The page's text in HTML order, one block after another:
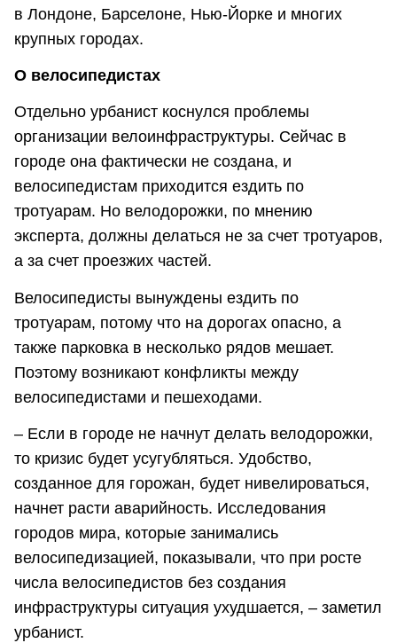
в Лондоне, Барселоне, Нью-Йорке и многих
крупных городах.
О велосипедистах
Отдельно урбанист коснулся проблемы
организации велоинфраструктуры. Сейчас в
городе она фактически не создана, и
велосипедистам приходится ездить по
тротуарам. Но велодорожки, по мнению
эксперта, должны делаться не за счет тротуаров,
а за счет проезжих частей.
Велосипедисты вынуждены ездить по
тротуарам, потому что на дорогах опасно, а
также парковка в несколько рядов мешает.
Поэтому возникают конфликты между
велосипедистами и пешеходами.
– Если в городе не начнут делать велодорожки,
то кризис будет усугубляться. Удобство,
созданное для горожан, будет нивелироваться,
начнет расти аварийность. Исследования
городов мира, которые занимались
велосипедизацией, показывали, что при росте
числа велосипедистов без создания
инфраструктуры ситуация ухудшается, – заметил
урбанист.